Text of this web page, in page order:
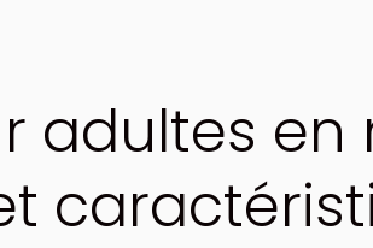
adultes